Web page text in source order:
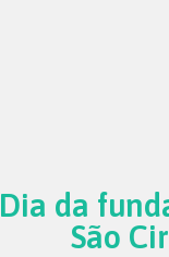
Dia da
São